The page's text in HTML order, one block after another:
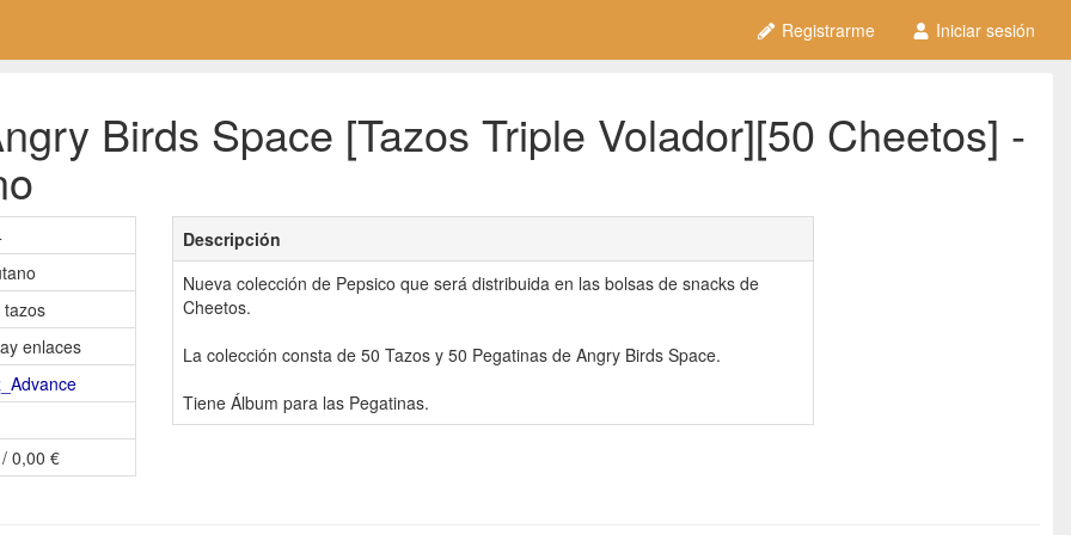
Registrarme Iniciar sesión
Birds Space [Tazos Triple Volador][50 Cheetos] -
tazos
enlaces
0,00 €
Descripción
Nueva colección de Pepsico que será distribuida en las bolsas de snacks de
Cheetos.
La colección consta de 50 Tazos y 50 Pegatinas de Angry Birds Space.
Tiene Álbum para las Pegatinas.